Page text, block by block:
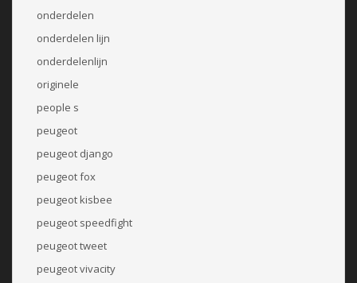
onderdelen
onderdelen lijn
onderdelenlijn
originele
people s
peugeot
peugeot django
peugeot fox
peugeot kisbee
peugeot speedfight
peugeot tweet
peugeot vivacity